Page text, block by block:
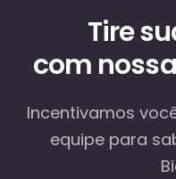
Tire
com
Incentivamos
equipepara